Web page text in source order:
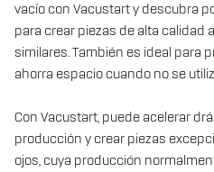
vacío con Vacustart y descubra
para crear piezas de alta calidad
similares. También es ideal para
ahorra espacio cuando no se
Con Vacustart, puede acelerar
producción y crear piezas
ojos, cuya producción